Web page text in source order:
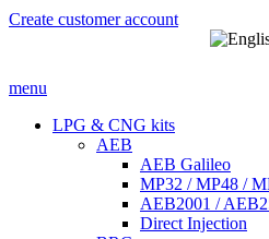
Create customer account
menu
LPG & CNG kits
AEB
AEB Galileo
MP32 / MP48 /
AEB2001 /
Direct Injection